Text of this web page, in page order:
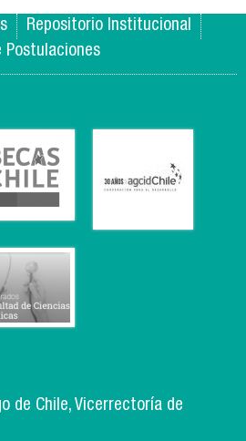
Repositorio Institucional
Postulaciones
de Chile, Vicerrectoría de